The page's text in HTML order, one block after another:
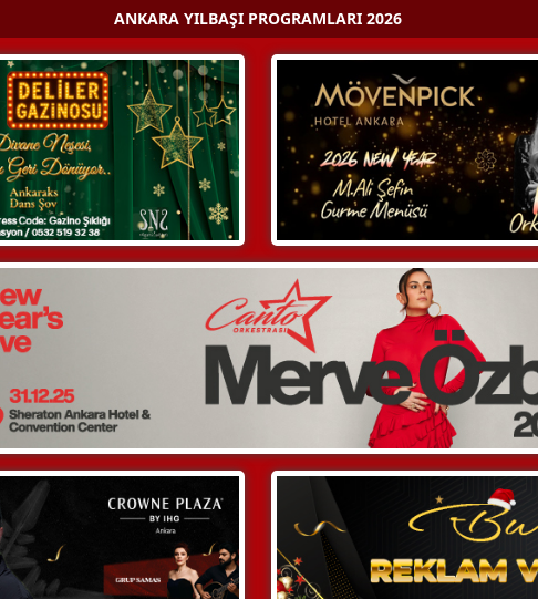
ANKARA YILBAŞI PROGRAMLARI 2026